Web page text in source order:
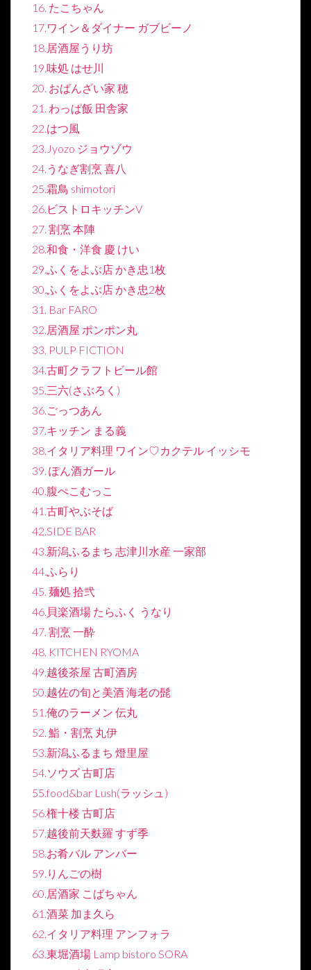
16. たこちゃん
17.ワイン＆ダイナー ガブビーノ
18.居酒屋うり坊
19.味処 はせ川
20. おばんざい家 穂
21. わっぱ飯 田舎家
22.はつ風
23.Jyozo ジョウゾウ
24.うなぎ割烹 喜八
25.霜鳥 shimotori
26.ビストロキッチンV
27. 割烹 本陣
28.和食・洋食 慶 けい
29.ふくをよぶ店 かき忠1枚
30.ふくをよぶ店 かき忠2枚
31. Bar FARO
32.居酒屋 ポンポン丸
33. PULP FICTION
34.古町クラフトビール館
35.三六(さぶろく)
36.ごっつあん
37.キッチン まる義
38.イタリア料理 ワイン♡カクテル イッシモ
39. ぽん酒ガール
40.腹ぺこむっこ
41.古町やぶそば
42.SIDE BAR
43.新潟ふるまち 志津川水産 一家部
44.ふらり
45. 麺処 拾弐
46.貝楽酒場 たらふく うなり
47. 割烹 一酔
48. KITCHEN RYOMA
49.越後茶屋 古町酒房
50.越佐の旬と美酒 海老の髭
51.俺のラーメン 伝丸
52. 鮨・割烹 丸伊
53.新潟ふるまち 燈里屋
54.ソウズ 古町店
55.food&bar Lush(ラッシュ)
56.権十楼 古町店
57.越後前天麩羅 すず季
58.お肴バル アンバー
59.りんごの樹
60.居酒家 こばちゃん
61.酒菜 加ま久ら
62.イタリア料理 アンフォラ
63.東堀酒場 Lamp bistoro SORA